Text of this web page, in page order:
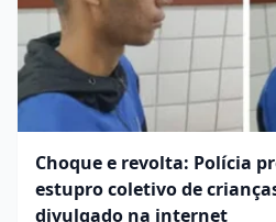
Choque e revolta: Polícia
estupro coletivo de
divulgado na internet